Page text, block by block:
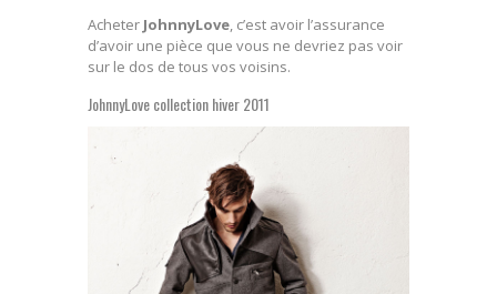
Acheter JohnnyLove, c’est avoir l’assurance
d’avoir une pièce que vous ne devriez pas voir
sur le dos de tous vos voisins.
JohnnyLove collection hiver 2011